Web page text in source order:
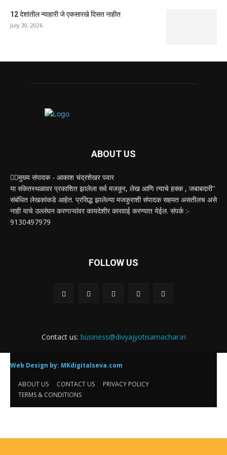
12 देशांतील न्याहारी जे एकसारखे दिसत नाहीत
July 30, 2026
ABOUT US
✍🏻मुख्य संपादक - आकाश चंद्रशेखर पवार
या संकेतस्थळावर प्रकाशित झालेला सर्व मजकूर, लेख आणि त्याचे हक्क , जबाबदारी''
संबंधित लेखकांकडे आहेत. प्रसिद्ध झालेल्या मजकुराशी संपादक सहमत असतीलच असे
नाही याचे उल्लंघन करणाऱ्यांवर कायदेशीर कारवाई करण्यात येईल. संपर्क :-
9130497979
FOLLOW US
Contact us: business@divyajyotisamachar.in
Web Design by: MKdigitalseva.com
ABOUT US CONTACT US
PRIVACY POLICY
TERMS & CONDITIONS